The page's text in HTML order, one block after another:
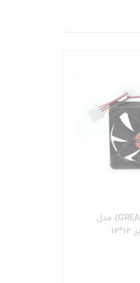
فن کیس گریت (GREAT) مدل